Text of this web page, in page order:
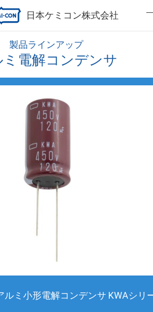
日本ケミコン株式会社
製品ラインアップ
ミ電解コンデンサ
ミ小形電解コンデンサ KWAシリ